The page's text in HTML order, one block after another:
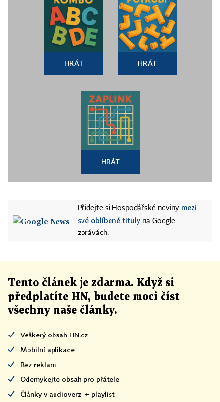
HRÁT HRÁT
HRÁT
Přidejte si Hospodářské noviny mezi
své oblíbené tituly na Google
zprávách.
Tento článek je zdarma. Když si
předplatíte HN, budete moci číst
všechny naše články.
Veškerý obsah HN.cz
Mobilní aplikace
Bez reklam
Odemykejte obsah pro přátele
Články v audioverzi + playlist